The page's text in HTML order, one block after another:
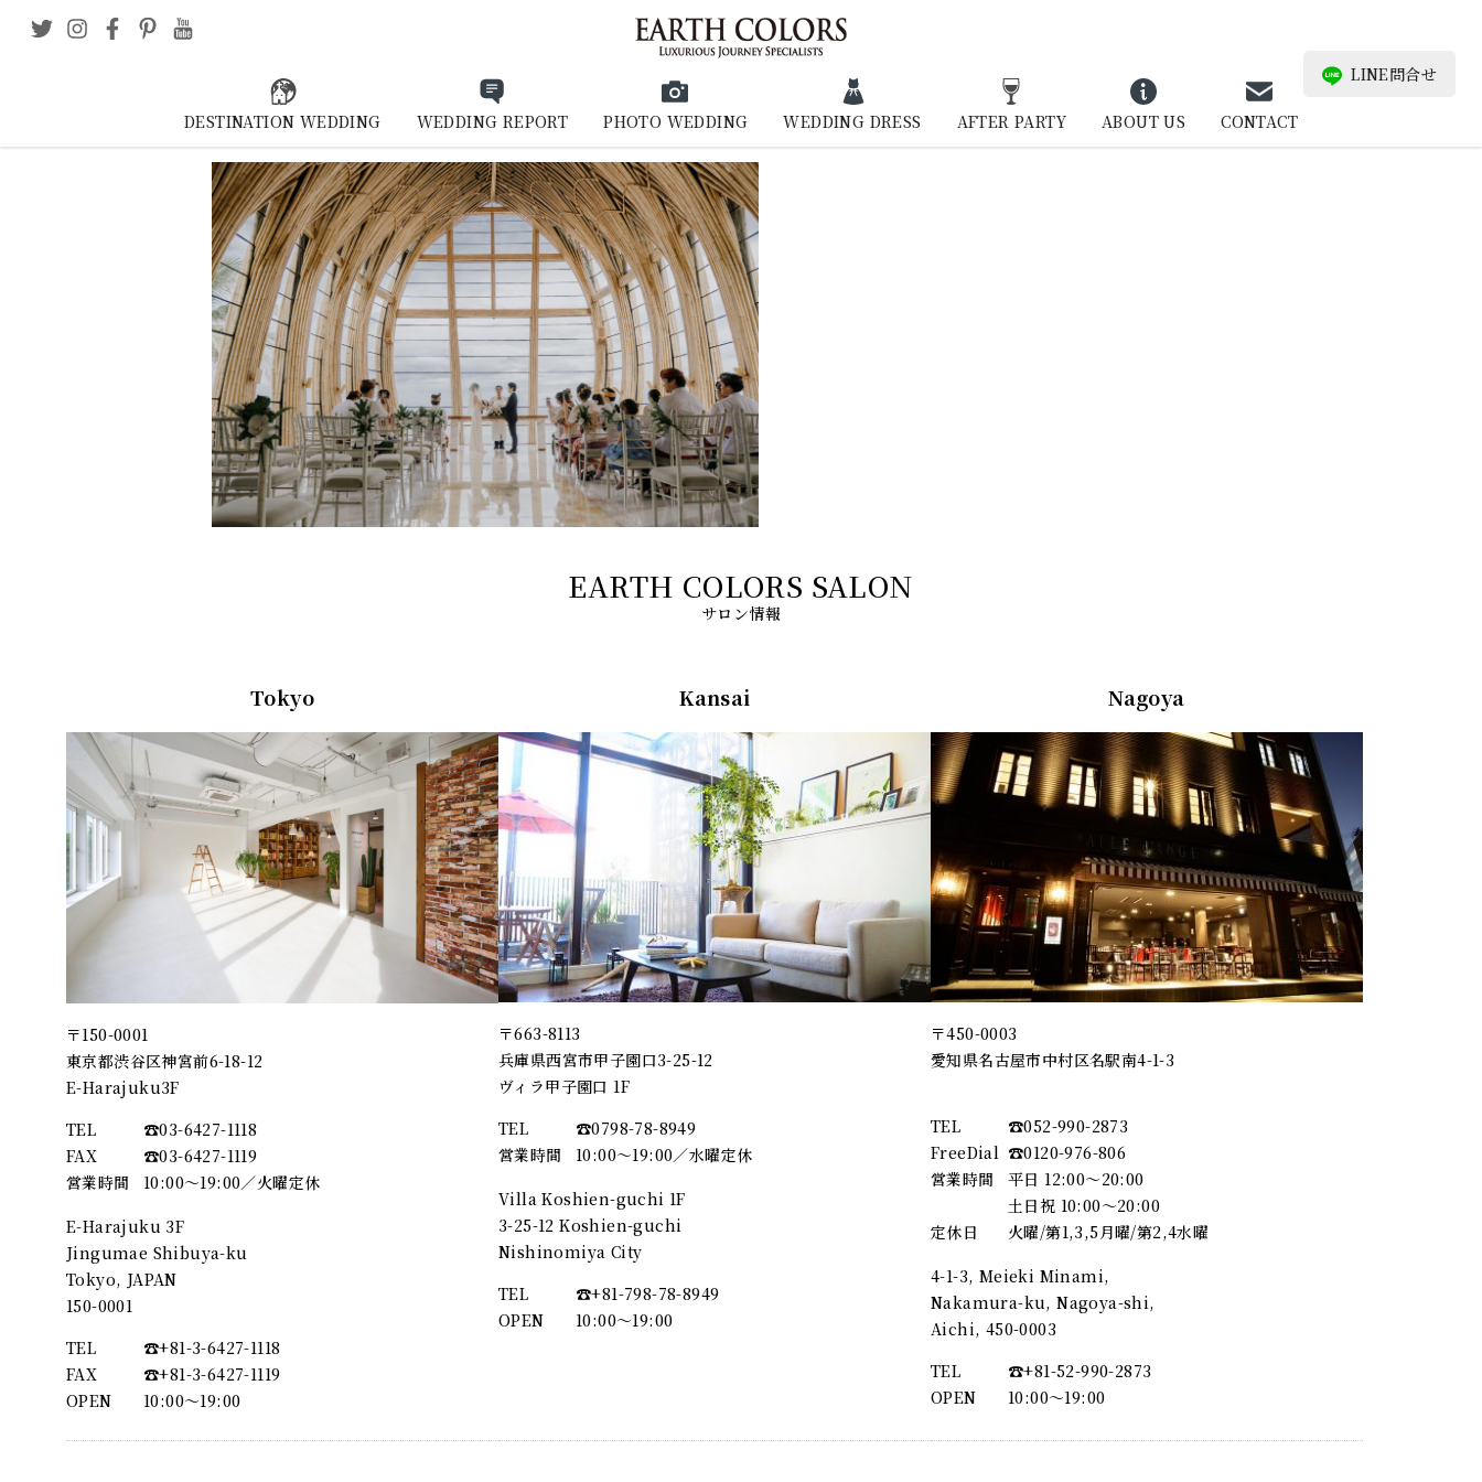
DESTINATION WEDDING WEDDING REPORT PHOTO WEDDING WEDDING DRESS AFTER PARTY ABOUT US CONTACT
LINE問合せ
サロン情報
Tokyo
〒150-0001
東京都渋谷区神宮前6-18-12
E-Harajuku3F
TEL
☎︎03-6427-1118
FAX
☎︎03-6427-1119
営業時間
10:00～19:00／火曜定休
E-Harajuku 3F
Jingumae Shibuya-ku
Tokyo, JAPAN
150-0001
TEL
☎︎+81-3-6427-1118
FAX
☎︎+81-3-6427-1119
OPEN
10:00〜19:00
Kansai
〒663-8113
兵庫県西宮市甲子園口3-25-12
ヴィラ甲子園口 1F
TEL
☎︎0798-78-8949
営業時間
10:00～19:00／水曜定休
Villa Koshien-guchi 1F
3-25-12 Koshien-guchi
Nishinomiya City
TEL
☎︎+81-798-78-8949
OPEN
10:00〜19:00
Nagoya
〒450-0003
愛知県名古屋市中村区名駅南4-1-3
TEL
☎︎052-990-2873
FreeDial ☎︎0120-976-806
営業時間
平日 12:00～20:00
土日祝 10:00～20:00
定休日
火曜/第1,3,5月曜/第2,4水曜
4-1-3, Meieki Minami,
Nakamura-ku, Nagoya-shi,
Aichi, 450-0003
TEL
☎︎+81-52-990-2873
OPEN
10:00〜19:00